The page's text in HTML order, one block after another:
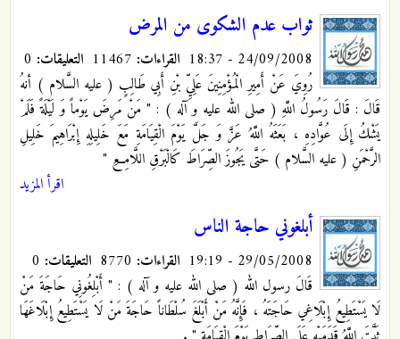
ثواب عدم الشكوى من المرض
24/09/2008 - 18:37 القراءات: التعليقات:
رُوِيَ عَنْ أَمِيرِ الْمُؤْمِنِينَ عَلِيِّ بْنِ أَبِي طَالِبٍ ( عليه السَّلام ) أنهُ
قَالَ : قَالَ رَسُولُ اللَّهِ ( صلى الله عليه و آله ) : " مَنْ مَرِضَ يَوْماً وَ لَيْلَةً فَلَمْ
يَشْكُ إِلَى عُوَّادِهِ ، بَعَثَهُ اللَّهُ عَزَّ وَ جَلَّ يَوْمَ الْقِيَامَةِ مَعَ خَلِيلِهِ إِبْرَاهِيمَ خَلِيلِ
الرَّحْمَنِ ( عليه السَّلام ) حَتَّى يَجُوزَ الصِّرَاطَ كَالْبَرْقِ اللَّامِعِ "
اقرأ المزيد
أبلغوني حاجة الناس
29/05/2008 - 19:19 القراءات: التعليقات:
قَالَ رسول الله ( صلى الله عليه و آله ) : " أَبْلِغُونِي حَاجَةَ مَنْ
لَا يَسْتَطِيعُ إِبْلَاغِي حَاجَتَهُ ، فَإِنَّهُ مَنْ أَبْلَغَ سُلْطَاناً حَاجَةَ مَنْ لَا يَسْتَطِيعُ إِبْلَاغَهَا